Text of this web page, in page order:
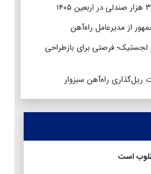
از مدیرعامل راه‌آهن
فرصتی برای بازطراحی
راه‌آهن سبزوار
است